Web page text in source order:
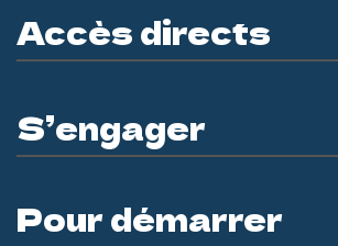
Accès directs
S’engager
Pour démarrer